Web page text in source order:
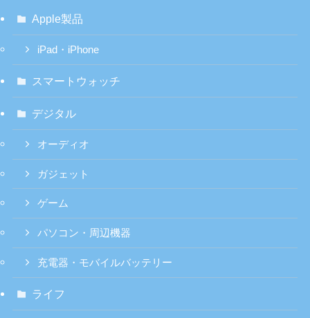
Apple製品
iPad・iPhone
スマートウォッチ
デジタル
オーディオ
ガジェット
ゲーム
パソコン・周辺機器
充電器・モバイルバッテリー
ライフ